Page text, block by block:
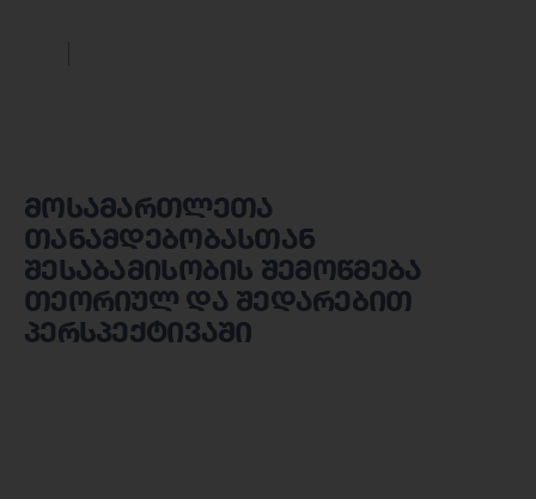
მოსამართლეთა
თანამდებობასთან
შესაბამისობის შემოწმება
თეორიულ და შედარებით
პერსპექტივაში